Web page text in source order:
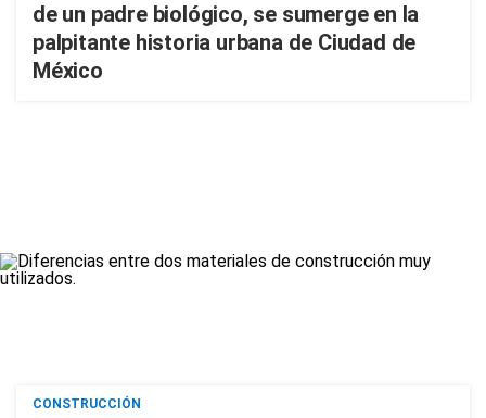
de un padre biológico, se sumerge en la
palpitante historia urbana de Ciudad de
México
CONSTRUCCIÓN